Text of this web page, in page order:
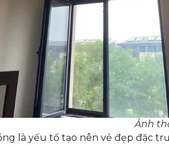
Ảnh
là yếu tố tạo nên vẻ đẹp đặc